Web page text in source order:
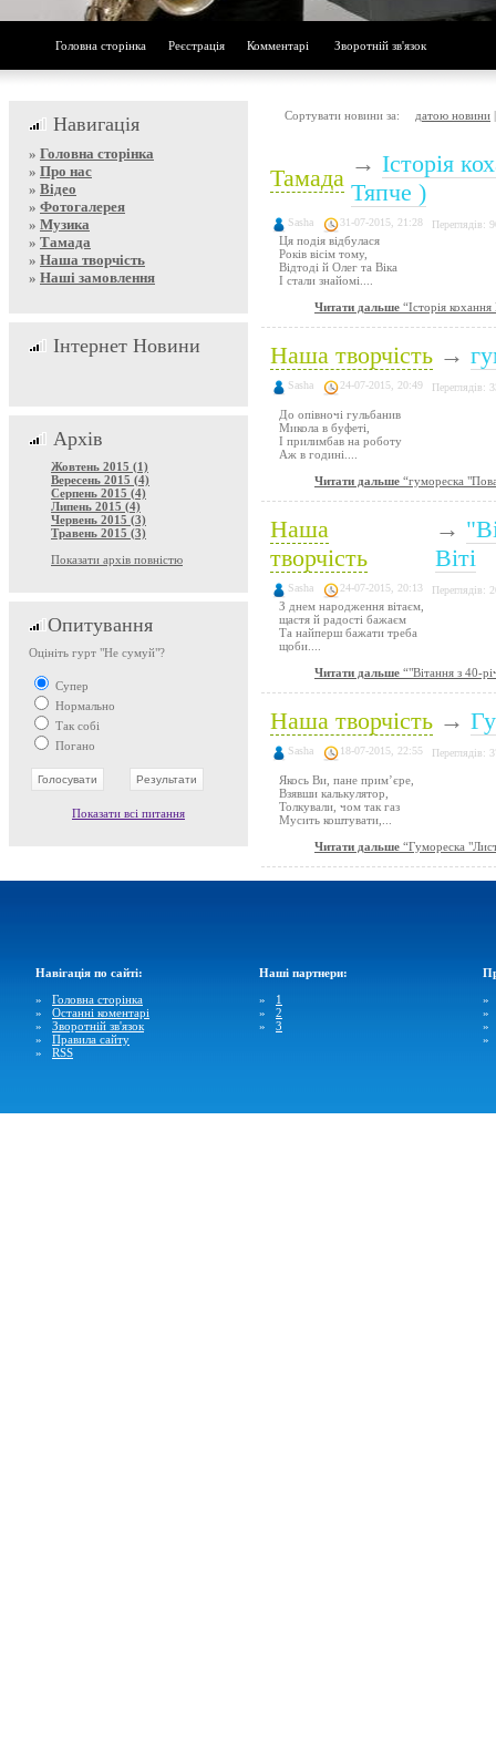
Головна сторінка Реєстрація Комментарі Зворотній зв'язок
Навигація
» Головна сторінка
» Про нас
» Відео
» Фотогалерея
» Музика
» Тамада
» Наша творчість
» Наші замовлення
Інтернет Новини
Архів
Жовтень 2015 (1)
Вересень 2015 (4)
Серпень 2015 (4)
Липень 2015 (4)
Червень 2015 (3)
Травень 2015 (3)
Показати архів повністю
Опитування
Оцініть гурт "Не сумуй"?
Супер
Нормально
Так собі
Погано
Показати всі питання
Сортувати новини за: датою новини
Тамада
→ Історія
Тяпче )
Sasha 31-07-2015, 21:28 Переглядів:
Ця подія відбулася
Років вісім тому,
Відтоді й Олег та Віка
І стали знайомі....
Читати дальше “Історія
Наша творчість →
Sasha 24-07-2015, 20:49 Переглядів:
До опівночі гульбанив
Микола в буфеті,
І прилимбав на роботу
Аж в годині....
Читати дальше “гумореска
Наша
творчість
→
Віті
Sasha 24-07-2015, 20:13 Переглядів:
З днем народження вітаєм,
щастя й радості бажаєм
Та найперш бажати треба
щоби....
Читати дальше “"Вітання з 40-
Наша творчість →
Sasha 18-07-2015, 22:55 Переглядів:
Якось Ви, пане прим’єре,
Взявши калькулятор,
Толкували, чом так газ
Мусить коштувати,...
Читати дальше “Гумореска
Навігація по сайті:
» Головна сторінка
» Останні коментарі
» Зворотній зв'язок
» Правила сайту
» RSS
Наші партнери:
» 1
» 2
» 3